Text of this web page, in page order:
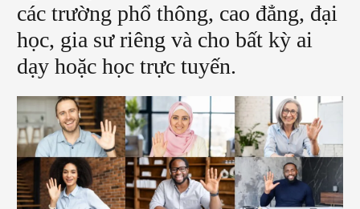
các trường phổ thông, cao đẳng, đại
học, gia sư riêng và cho bất kỳ ai
dạy hoặc học trực tuyến.